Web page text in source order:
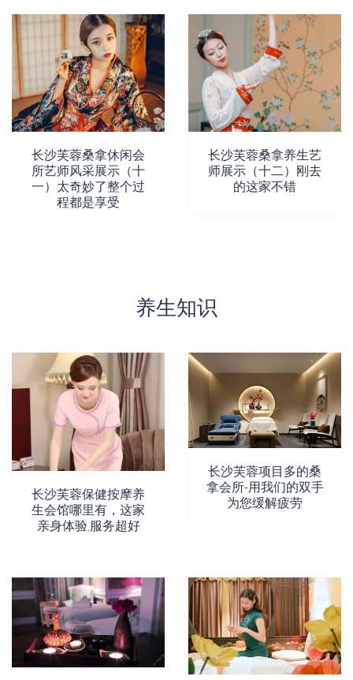
长沙芙蓉桑拿休闲会
所艺师风采展示（十
一）太奇妙了整个过
程都是享受
长沙芙蓉桑拿养生艺
师展示（十二）刚去
的这家不错
养生知识
长沙芙蓉保健按摩养
生会馆哪里有，这家
亲身体验,服务超好
长沙芙蓉项目多的桑
拿会所-用我们的双手
为您缓解疲劳